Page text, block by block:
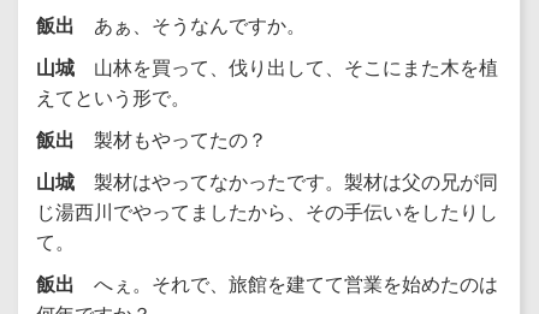
飯出 あぁ、そうなんですか。
山城 山林を買って、伐り出して、そこにまた木を植
えてという形で。
飯出 製材もやってたの？
山城 製材はやってなかったです。製材は父の兄が同
じ湯西川でやってましたから、その手伝いをしたりし
て。
飯出 へぇ。それで、旅館を建てて営業を始めたのは